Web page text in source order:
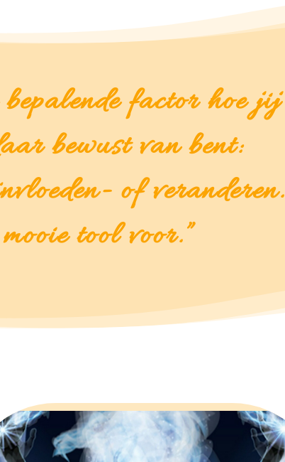
bepalende factor hoe jij
bewust van bent:
of veranderen.
tool voor.”